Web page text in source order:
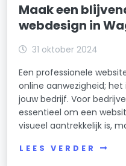
Maak een
webdesign in
31 oktober 2024
Een professionele
online aanwezigheid;
jouw bedrijf. Voor
essentieel om een
visueel aantrekkelijk is,
LEES VERDER